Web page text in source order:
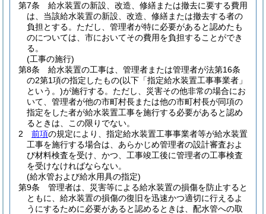
第7条
給水装置の新設、改造、修繕または撤去に要する費用
は、当該給水装置の新設、改造、修繕または撤去する者の
負担とする。 ただし、管理者が特に必要があると認めたも
のについては、市においてその費用を負担することができ
る。
(工事の施行)
第8条
給水装置の工事は、管理者または管理者が法第16条
の2第1項の指定したもの(以下「指定給水装置工事事業者」
という。)が施行する。 ただし、災害その他非常の場合にお
いて、管理者が他の市町村長または他の市町村長が同項の
指定をした者が給水装置工事を施行する必要があると認め
るときは、この限りでない。
2
前項の規定により、指定給水装置工事事業者等が給水装置
工事を施行する場合は、あらかじめ管理者の設計審査およ
び材料検査を受け、かつ、工事竣工後に管理者の工事検査
を受けなければならない。
(給水管および給水用具の指定)
第9条
管理者は、災害等による給水装置の損傷を防止すると
ともに、給水装置の損傷の復旧を迅速かつ適切に行えるよ
うにするために必要があると認めるときは、配水管への取